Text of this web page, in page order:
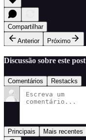
Compartilhar
Anterior
Próximo
Discussão sobre este post
Comentários Restacks
Principais Mais recentes